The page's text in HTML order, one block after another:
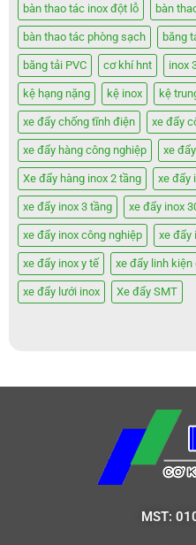
bàn thao tác inox đột lỗ bàn
bàn thao tác phòng sạch băng
băng tải PVC cơ khí hnt inox
kệ hạng nặng kệ inox kệ
xe đẩy chống tĩnh điện xe đẩy
xe đẩy hàng công nghiệp xe
Xe đẩy hàng inox 2 tầng xe đẩy
xe đẩy inox 3 tầng xe đẩy inox
xe đẩy inox công nghiệp xe đẩy
xe đẩy inox y tế xe đẩy linh
xe đẩy lưới inox Xe đẩy SMT
MST: